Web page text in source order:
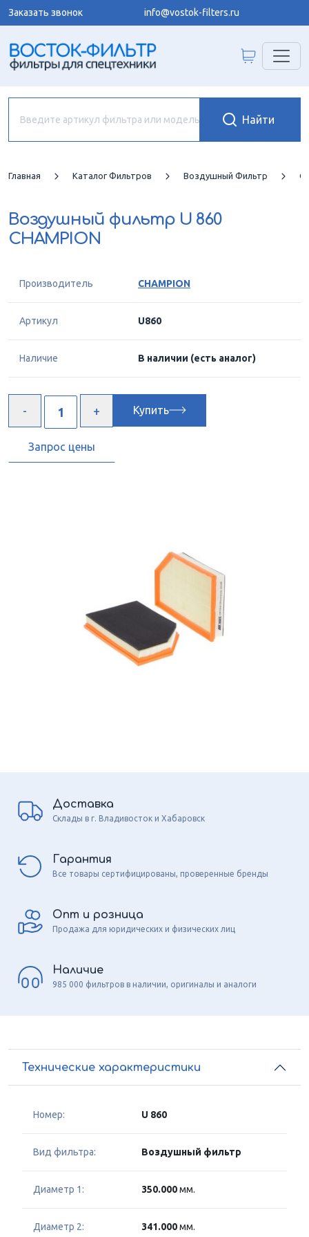
Заказать звонок info@vostok-filters.ru
Главная Каталог Фильтров Воздушный Фильтр
Воздушный фильтр U 860
CHAMPION
Производитель CHAMPION
Артикул U860
Наличие В наличии (есть аналог)
Купить
Запрос цены
Доставка
Склады в г. Владивосток и Хабаровск
Гарантия
Все товары сертифицированы, проверенные бренды
Опт и розница
Продажа для юридических и физических лиц
Наличие
985 000 фильтров в наличии, оригиналы и аналоги
Технические характеристики
Номер: U 860
Вид фильтра: Воздушный фильтр
Диаметр 1: 350.000мм.
Диаметр 2: 341.000мм.